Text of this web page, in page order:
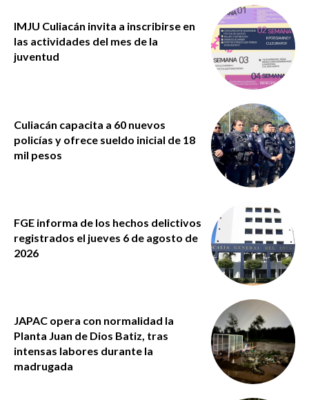
IMJU Culiacán invita a inscribirse en
las actividades del mes de la
juventud
Culiacán capacita a 60 nuevos
policías y ofrece sueldo inicial de 18
mil pesos
FGE informa de los hechos delictivos
registrados el jueves 6 de agosto de
2026
JAPAC opera con normalidad la
Planta Juan de Dios Batiz, tras
intensas labores durante la
madrugada